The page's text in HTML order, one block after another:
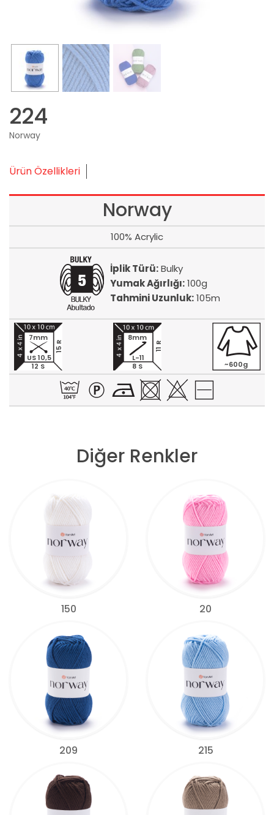
224
Norway
Ürün Özellikleri
Norway
100% Acrylic
İplik Türü:Bulky
Yumak Ağırlığı:100g
Tahmini Uzunluk:105m
12 S
15 R
7mm
US 10,5
8 S
11 R
8mm
L-11
~600g
Diğer Renkler
150 20
209 215